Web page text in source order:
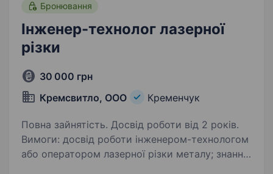
Бронювання
Інженер-технолог лазерної
різки
30 000 грн
Кремсвитло, ООО
Кременчук
Повна зайнятість. Досвід роботи від 2 років.
Вимоги: досвід роботи інженером-технологом
або оператором лазерної різки металу; знання